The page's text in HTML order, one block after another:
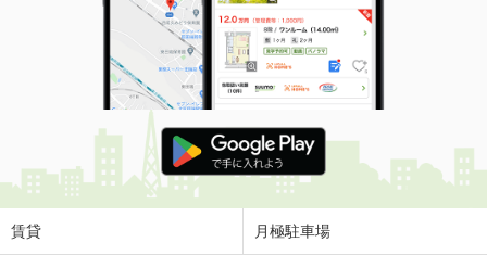
賃貸 月極駐車場